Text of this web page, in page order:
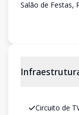
Salão de Festas,
Circuito de